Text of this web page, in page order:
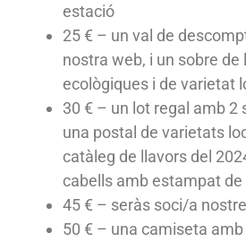
estació
25 € – un val de
nostra web, i un sobre de
ecològiques i de varietat
30 € – un lot regal amb 2
una postal de varietats
catàleg de llavors del
cabells amb estampat
45 € – seràs soci/a
50 € – una camiseta